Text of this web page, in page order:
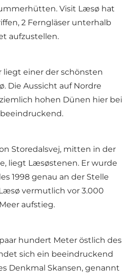
Visit Læsø hat
2 Ferngläser unterhalb
aufzustellen.
liegt einer der schönsten
Die Aussicht auf Nordre
hohen Dünen hier bei
Storedalsvej, mitten in der
liegt Læsøstenen. Er wurde
1998 genau an der Stelle
vermutlich vor 3.000
aufstieg.
hundert Meter östlich des
sich ein beeindruckend
Denkmal Skansen, genannt